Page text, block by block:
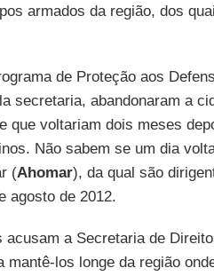
armados da região, dos
de Proteção aos
secretaria, abandonaram a
que voltariam dois meses
Não sabem se um dia
(Ahomar), da qual são
agosto de 2012.
acusam a Secretaria de
mantê-los longe da região